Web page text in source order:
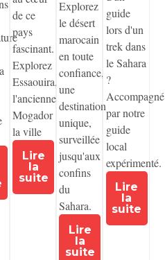
de ce
pays
fascinant.
Explorez
Essaouira,
l'ancienne
Mogador
la ville
Lire
la
suite
Explorez
le désert
marocain
en toute
confiance,
une
destination
unique,
surveillée
jusqu'aux
confins
du
Sahara.
Lire
la
suite
guide
lors d'un
trek dans
le Sahara
?
Accompagné
par notre
guide
local
expérimenté.
Lire
la
suite